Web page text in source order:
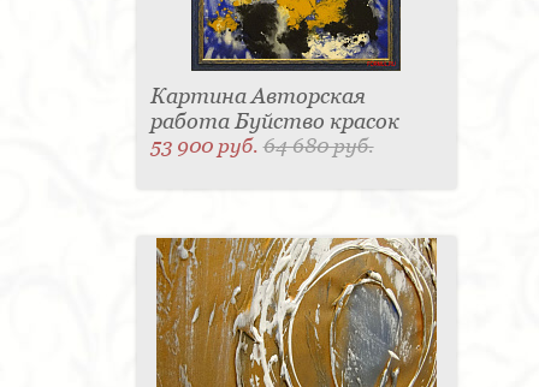
Картина Авторская
работа Буйство красок
53 900 руб.64 680 руб.